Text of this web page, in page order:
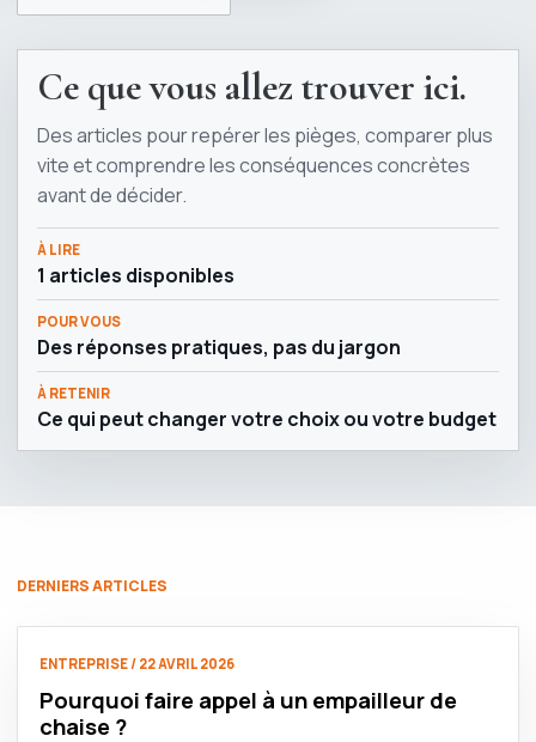
Ce que vous allez trouver ici.
Des articles pour repérer les pièges, comparer plus
vite et comprendre les conséquences concrètes
avant de décider.
À LIRE
1 articles disponibles
POUR VOUS
Des réponses pratiques, pas du jargon
À RETENIR
Ce qui peut changer votre choix ou votre budget
DERNIERS ARTICLES
ENTREPRISE / 22 AVRIL 2026
Pourquoi faire appel à un empailleur de
chaise ?